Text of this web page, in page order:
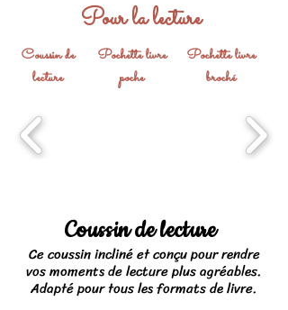
Pour la lecture
Coussin de
lecture
Pochette livre
poche
Pochette livre
broché
Coussin de lecture
Ce coussin incliné et conçu pour rendre
vos moments de lecture plus agréables.
Adapté pour tous les formats de livre.